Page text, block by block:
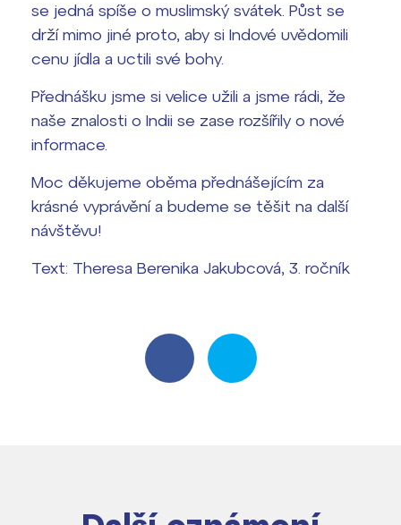
se jedná spíše o muslimský svátek. Půst se
drží mimo jiné proto, aby si Indové uvědomili
cenu jídla a uctili své bohy.
Přednášku jsme si velice užili a jsme rádi, že
naše znalosti o Indii se zase rozšířily o nové
informace.
Moc děkujeme oběma přednášejícím za
krásné vyprávění a budeme se těšit na další
návštěvu!
Text: Theresa Berenika Jakubcová, 3. ročník